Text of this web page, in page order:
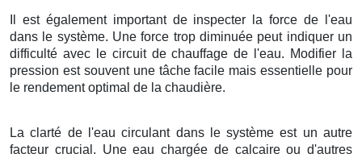
Il est également important de inspecter la force de l'eau
dans le système. Une force trop diminuée peut indiquer un
difficulté avec le circuit de chauffage de l'eau. Modifier la
pression est souvent une tâche facile mais essentielle pour
le rendement optimal de la chaudière.
La clarté de l'eau circulant dans le système est un autre
facteur crucial. Une eau chargée de calcaire ou d'autres